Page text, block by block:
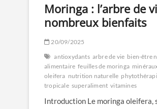
Moringa : l’arbre de
nombreux bienfaits
20/09/2025
antioxydants arbre de vie bien-être
alimentaire feuilles de moringa
oleifera nutrition naturelle
tropicale superaliment vitamines
Introduction Le moringa oleifera,